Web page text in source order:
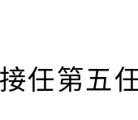
任第五